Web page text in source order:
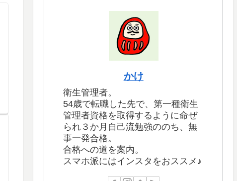
かけ
衛生管理者。
54歳で転職した先で、第一種衛生
管理者資格を取得するように命ぜ
られ３か月自己流勉強ののち、無
事一発合格。
合格への道を案内。
スマホ派にはインスタをおススメ♪